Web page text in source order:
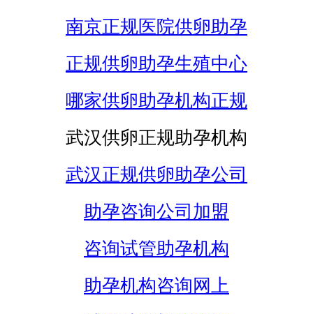
南京正规医院供卵助孕
正规供卵助孕生殖中心
哪家供卵助孕机构正规
武汉供卵正规助孕机构
武汉正规供卵助孕公司
助孕咨询公司加盟
咨询试管助孕机构
助孕机构咨询网上